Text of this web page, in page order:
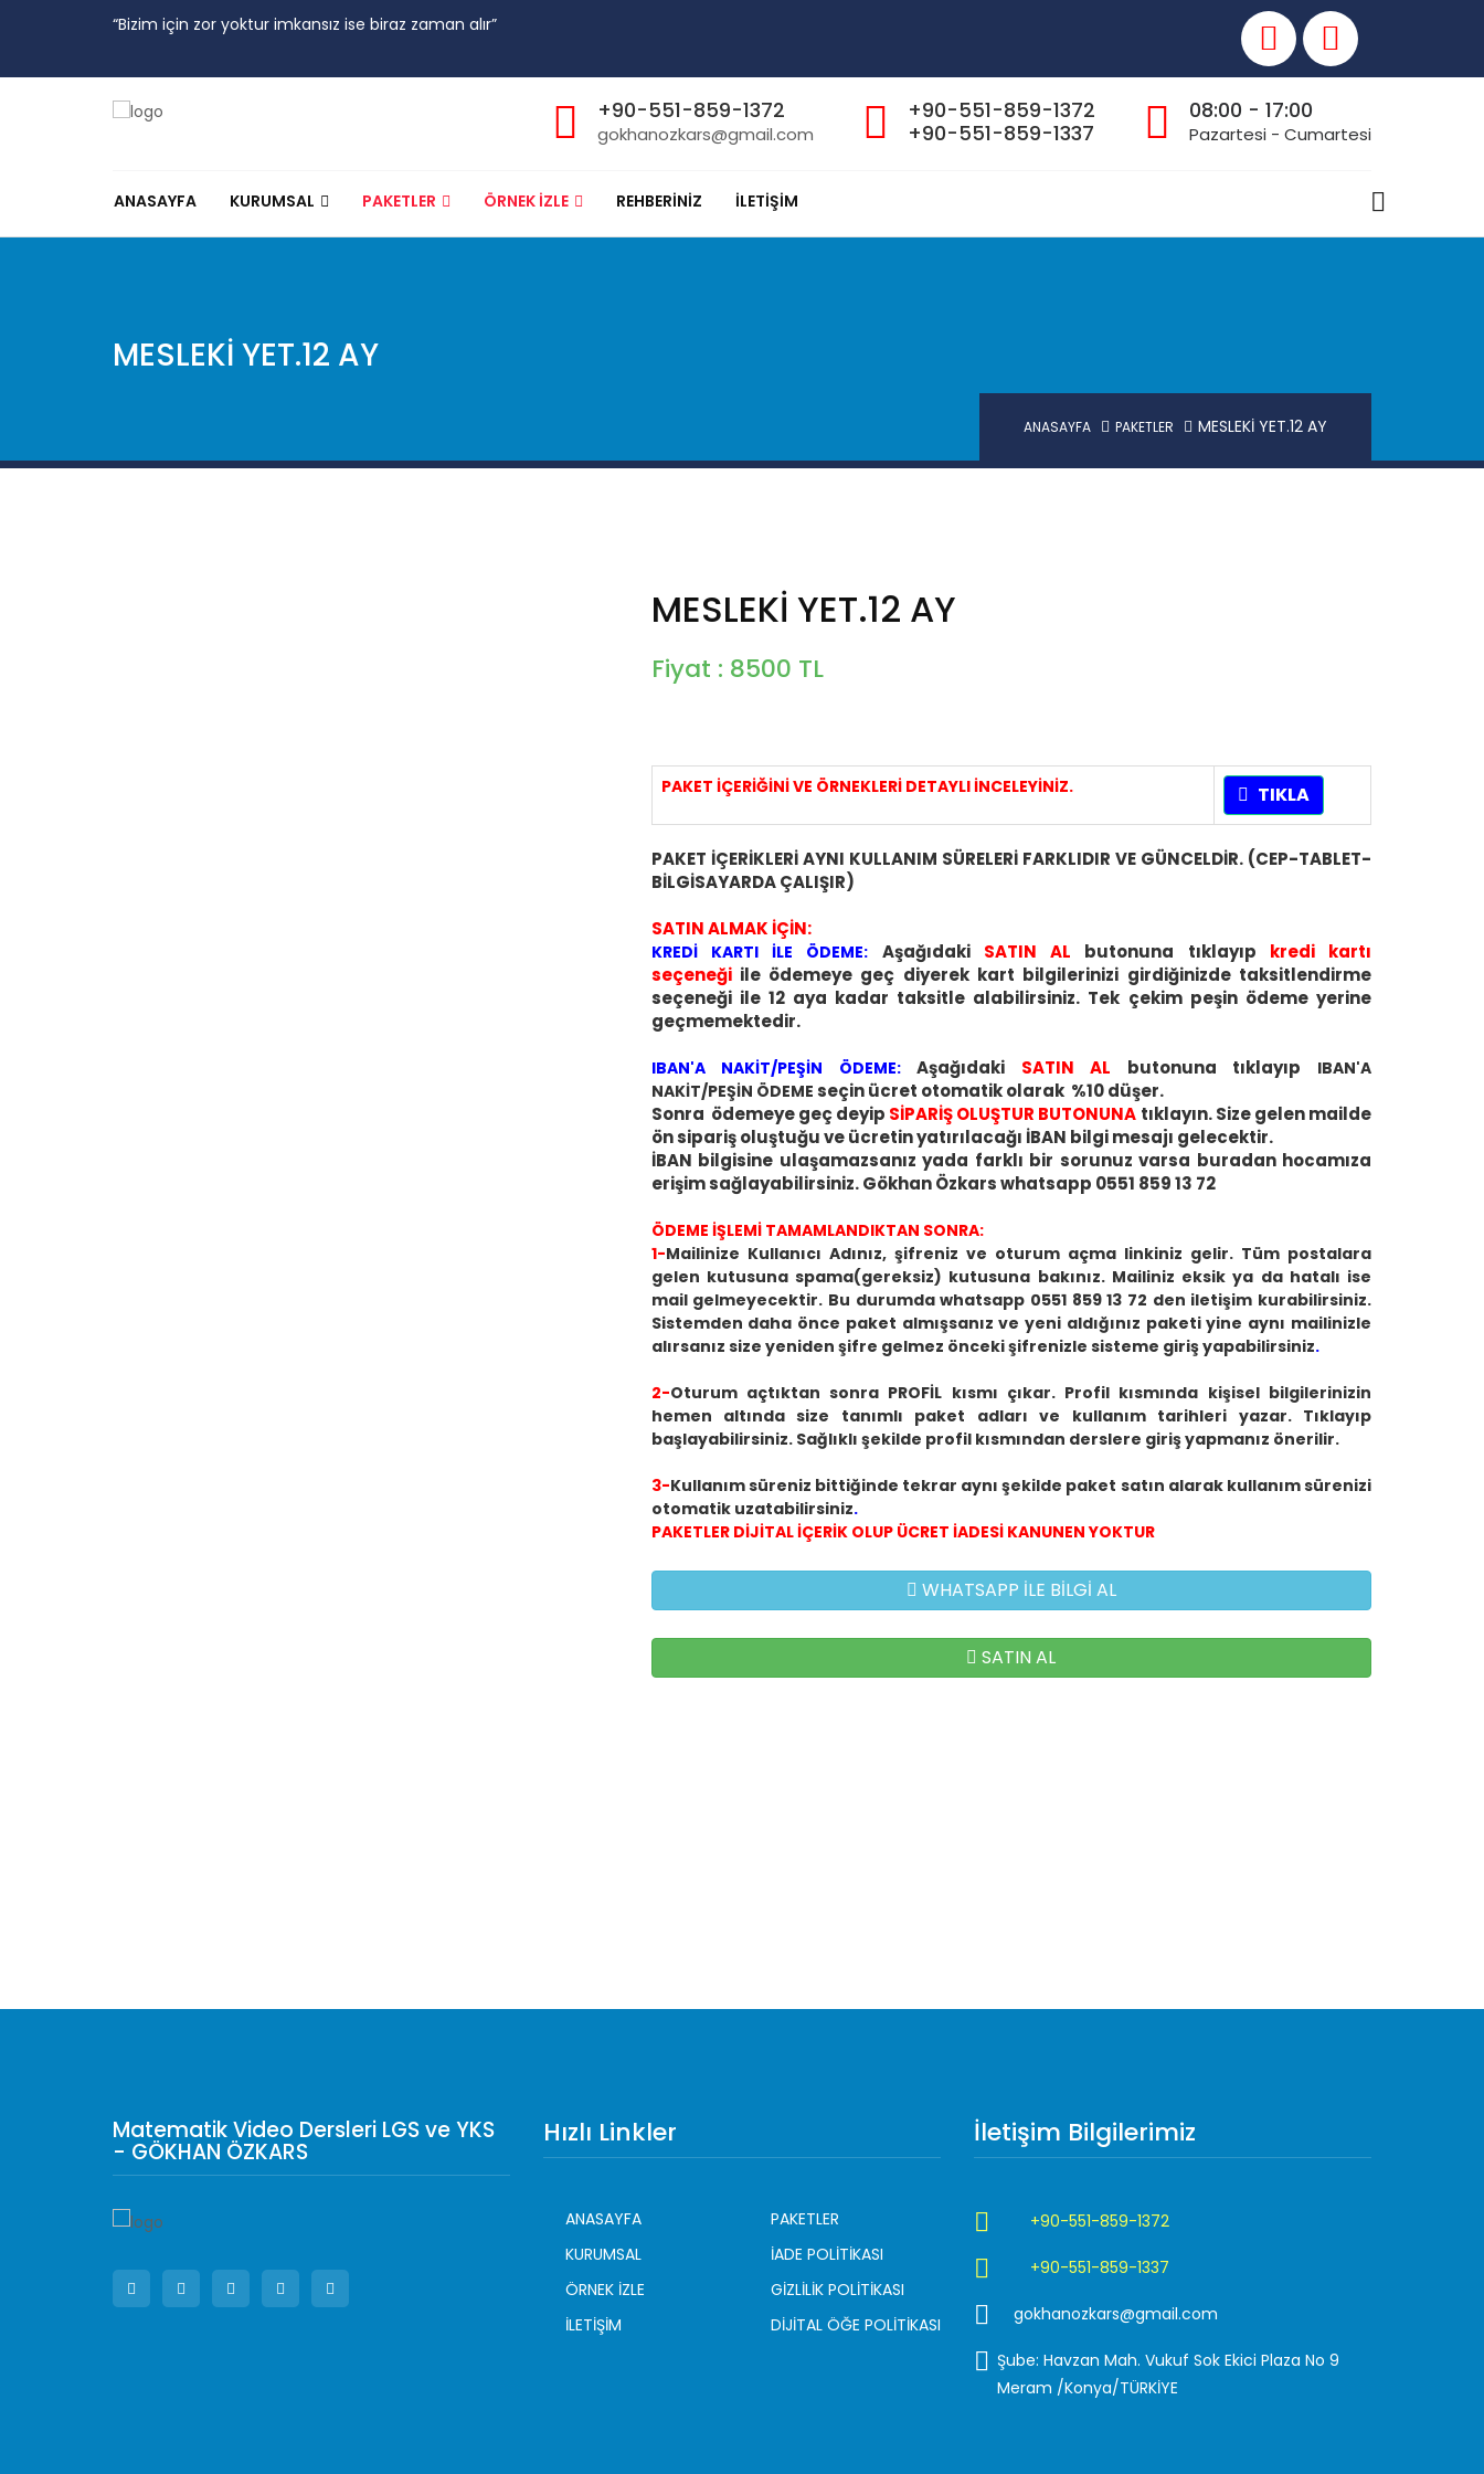
“Bizim için zor yoktur imkansız ise biraz zaman alır”
+90-551-859-1372
gokhanozkars@gmail.com
+90-551-859-1372
+90-551-859-1337
08:00 - 17:00
Pazartesi - Cumartesi
ANASAYFA KURUMSAL PAKETLER ÖRNEK İZLE REHBERİNİZ İLETİŞİM
MESLEKİ YET.12 AY
ANASAYFA PAKETLER MESLEKİ YET.12 AY
MESLEKİ YET.12 AY
Fiyat : 8500 TL
PAKET İÇERİĞİNİ VE ÖRNEKLERİ DETAYLI İNCELEYİNİZ. TIKLA
PAKET İÇERİKLERİ AYNI KULLANIM SÜRELERİ FARKLIDIR VE GÜNCELDİR. (CEP-TABLET-
BİLGİSAYARDA ÇALIŞIR)
SATIN ALMAK İÇİN:
KREDİ KARTI İLE ÖDEME: Aşağıdaki SATIN AL butonuna tıklayıp kredi kartı
seçeneğiile ödemeye geç diyerek kart bilgilerinizi girdiğinizde taksitlendirme
seçeneği ile 12 aya kadar taksitle alabilirsiniz. Tek çekim peşin ödeme yerine
geçmemektedir.
IBAN'A NAKİT/PEŞİN ÖDEME: Aşağıdaki SATIN AL butonuna tıklayıp IBAN'A
NAKİT/PEŞİN ÖDEME seçin ücret otomatik olarak %10 düşer.
Sonra ödemeye geç deyip SİPARİŞ OLUŞTUR BUTONUNA tıklayın. Size gelen mailde
ön sipariş oluştuğu ve ücretin yatırılacağı İBAN bilgi mesajı gelecektir.
İBAN bilgisine ulaşamazsanız yada farklı bir sorunuz varsa buradan hocamıza
erişim sağlayabilirsiniz. Gökhan Özkars whatsapp 0551 859 13 72
ÖDEME İŞLEMİ TAMAMLANDIKTAN SONRA:
1-Mailinize Kullanıcı Adınız, şifreniz ve oturum açma linkiniz gelir. Tüm postalara
gelen kutusuna spama(gereksiz) kutusuna bakınız. Mailiniz eksik ya da hatalı ise
mail gelmeyecektir. Bu durumda whatsapp 0551 859 13 72 den iletişim kurabilirsiniz.
Sistemden daha önce paket almışsanız ve yeni aldığınız paketi yine aynı mailinizle
alırsanız size yeniden şifre gelmez önceki şifrenizle sisteme giriş yapabilirsiniz.
2-Oturum açtıktan sonra PROFİL kısmı çıkar. Profil kısmında kişisel bilgilerinizin
hemen altında size tanımlı paket adları ve kullanım tarihleri yazar. Tıklayıp
başlayabilirsiniz. Sağlıklı şekilde profil kısmından derslere giriş yapmanız önerilir.
3-Kullanım süreniz bittiğinde tekrar aynı şekilde paket satın alarak kullanım sürenizi
otomatik uzatabilirsiniz.
PAKETLER DİJİTAL İÇERİK OLUP ÜCRET İADESİ KANUNEN YOKTUR
WHATSAPP İLE BİLGİ AL
SATIN AL
Matematik Video Dersleri LGS ve YKS
- GÖKHAN ÖZKARS
Hızlı Linkler
ANASAYFA
KURUMSAL
ÖRNEK İZLE
İLETİŞİM
PAKETLER
İADE POLİTİKASI
GİZLİLİK POLİTİKASI
DİJİTAL ÖĞE POLİTİKASI
İletişim Bilgilerimiz
+90-551-859-1372
+90-551-859-1337
gokhanozkars@gmail.com
Şube: Havzan Mah. Vukuf Sok Ekici Plaza No 9
Meram /Konya/TÜRKİYE